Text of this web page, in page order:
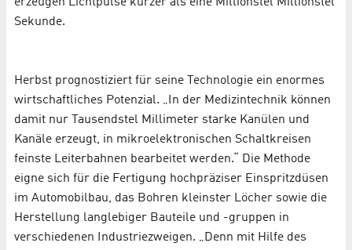
Sekunde.
Herbst prognostiziert für seine Technologie ein enormes
wirtschaftliches Potenzial. „In der Medizintechnik können
damit nur Tausendstel Millimeter starke Kanülen und
Kanäle erzeugt, in mikroelektronischen Schaltkreisen
feinste Leiterbahnen bearbeitet werden.“ Die Methode
eigne sich für die Fertigung hochpräziser Einspritzdüsen
im Automobilbau, das Bohren kleinster Löcher sowie die
Herstellung langlebiger Bauteile und -gruppen in
verschiedenen Industriezweigen. „Denn mit Hilfe des